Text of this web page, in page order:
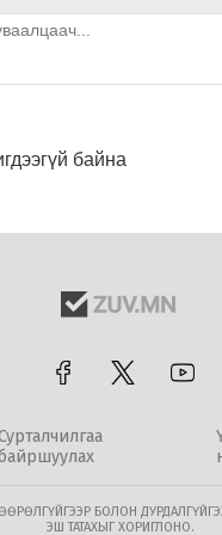
байна
БОЛОН
ЭШ ТАТАХЫГ ХОРИГЛОНО.